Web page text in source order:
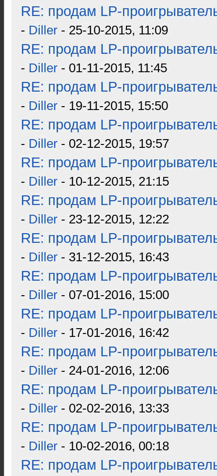
RE: продам LP-
- Diller - 25-10-2015, 11:09
RE: продам LP-
- Diller - 01-11-2015, 11:45
RE: продам LP-
- Diller - 19-11-2015, 15:50
RE: продам LP-
- Diller - 02-12-2015, 19:57
RE: продам LP-
- Diller - 10-12-2015, 21:15
RE: продам LP-
- Diller - 23-12-2015, 12:22
RE: продам LP-
- Diller - 31-12-2015, 16:43
RE: продам LP-
- Diller - 07-01-2016, 15:00
RE: продам LP-
- Diller - 17-01-2016, 16:42
RE: продам LP-
- Diller - 24-01-2016, 12:06
RE: продам LP-
- Diller - 02-02-2016, 13:33
RE: продам LP-
- Diller - 10-02-2016, 00:18
RE: продам LP-